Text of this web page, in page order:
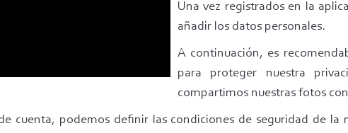
Una vez registrados en la
añadir los datos personales.
A continuación, es
para proteger nuestra
compartimos nuestras fotos
cuenta, podemos definir las condiciones de seguridad de la